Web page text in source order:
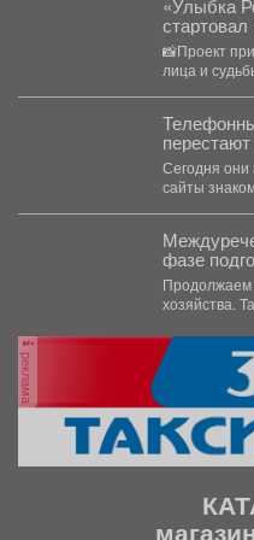
📸Проект
лица и
обмана.
Сегодня они
сайты
фазе
Продолжаем
хозяйства.
реклама